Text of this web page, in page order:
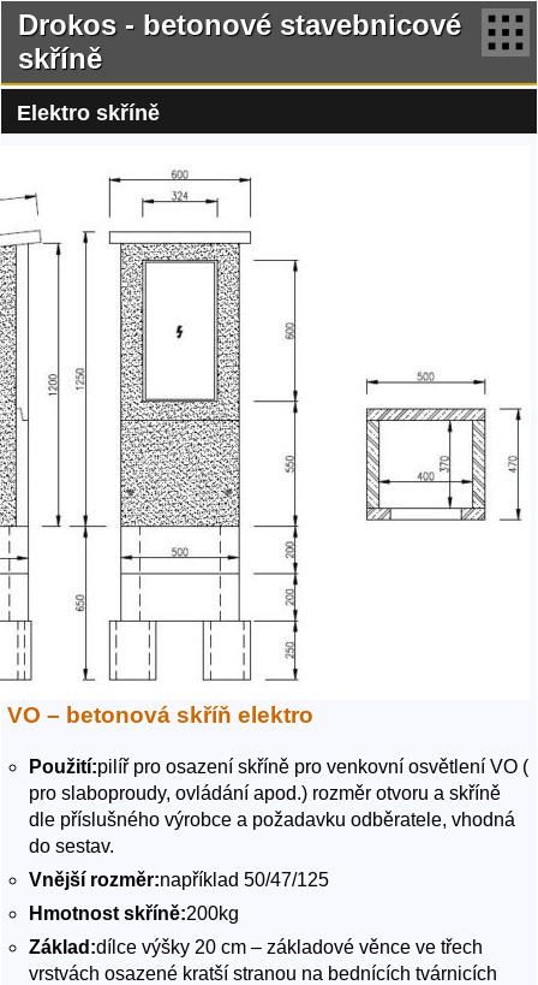
Drokos - betonové stavebnicové
skříně
Elektro skříně
VO – betonová skříň elektro
Použití:pilíř pro osazení skříně pro venkovní osvětlení VO (
pro slaboproudy, ovládání apod.) rozměr otvoru a skříně
dle příslušného výrobce a požadavku odběratele, vhodná
do sestav.
Vnější rozměr:například 50/47/125
Hmotnost skříně:200kg
Základ:dílce výšky 20 cm – základové věnce ve třech
vrstvách osazené kratší stranou na bednících tvárnicích